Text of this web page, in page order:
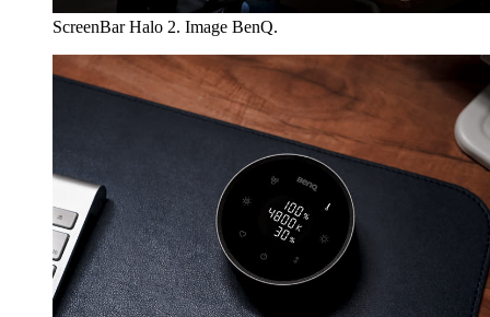
ScreenBar Halo 2. Image BenQ.